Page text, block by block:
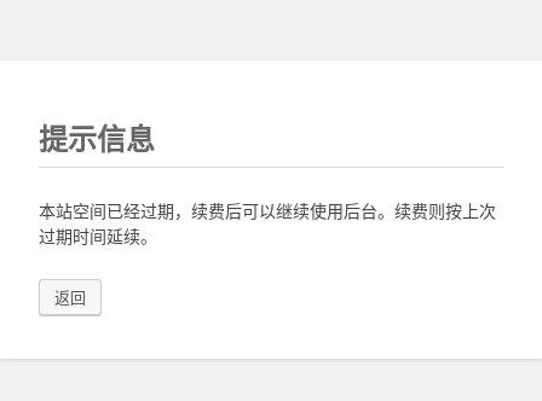
提示信息
本站空间已经过期，续费后可以继续使用后台。续费则按上次
过期时间延续。
返回